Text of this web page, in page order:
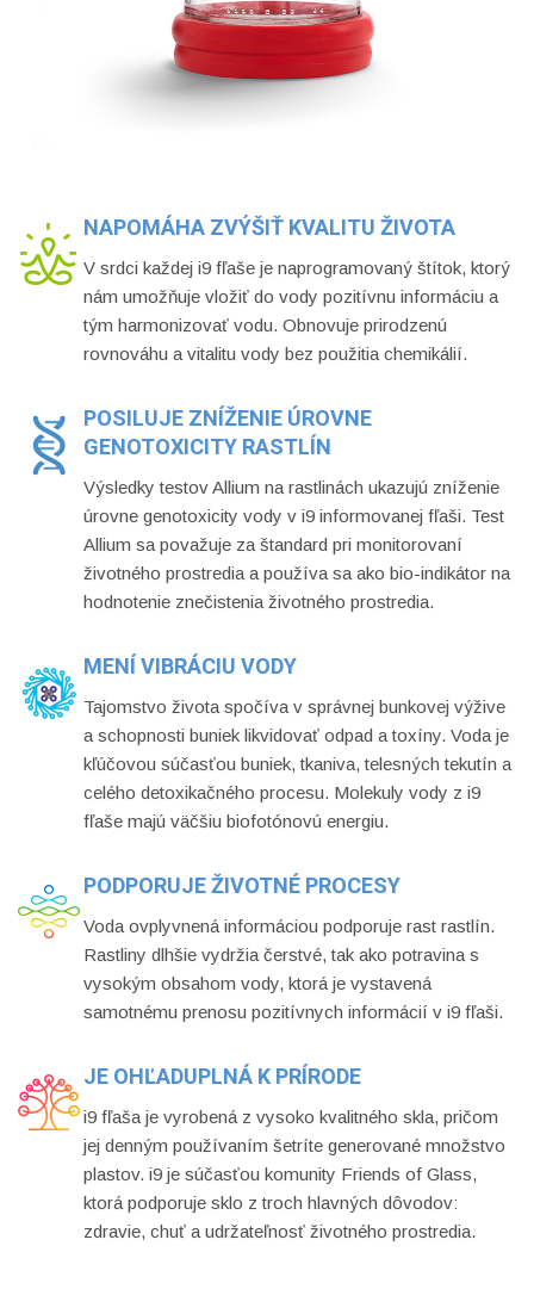
NAPOMÁHA ZVÝŠIŤ KVALITU ŽIVOTA
V srdci každej i9 fľaše je naprogramovaný štítok, ktorý
nám umožňuje vložiť do vody pozitívnu informáciu a
tým harmonizovať vodu. Obnovuje prirodzenú
rovnováhu a vitalitu vody bez použitia chemikálií.
POSILUJE ZNÍŽENIE ÚROVNE
GENOTOXICITY RASTLÍN
Výsledky testov Allium na rastlinách ukazujú zníženie
úrovne genotoxicity vody v i9 informovanej fľaši. Test
Allium sa považuje za štandard pri monitorovaní
životného prostredia a používa sa ako bio-indikátor na
hodnotenie znečistenia životného prostredia.
MENÍ VIBRÁCIU VODY
Tajomstvo života spočíva v správnej bunkovej výžive
a schopnosti buniek likvidovať odpad a toxíny. Voda je
kľúčovou súčasťou buniek, tkaniva, telesných tekutín a
celého detoxikačného procesu. Molekuly vody z i9
fľaše majú väčšiu biofotónovú energiu.
PODPORUJE ŽIVOTNÉ PROCESY
Voda ovplyvnená informáciou podporuje rast rastlín.
Rastliny dlhšie vydržia čerstvé, tak ako potravina s
vysokým obsahom vody, ktorá je vystavená
samotnému prenosu pozitívnych informácií v i9 fľaši.
JE OHĽADUPLNÁ K PRÍRODE
i9 fľaša je vyrobená z vysoko kvalitného skla, pričom
jej denným používaním šetríte generované množstvo
plastov. i9 je súčasťou komunity Friends of Glass,
ktorá podporuje sklo z troch hlavných dôvodov:
zdravie, chuť a udržateľnosť životného prostredia.